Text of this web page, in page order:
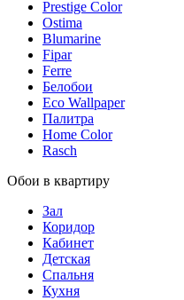
Prestige Color
Ostima
Blumarine
Fipar
Ferre
Белобои
Eco Wallpaper
Палитра
Home Color
Rasch
Обои в квартиру
Зал
Коридор
Кабинет
Детская
Спальня
Кухня